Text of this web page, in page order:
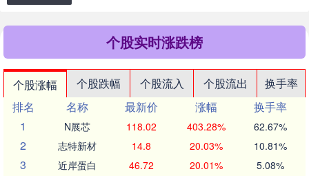
个股实时涨跌榜
个股涨幅 个股跌幅 个股流入 个股流出
换手率
排名
名称 最新价 涨幅
换手率
1
N展芯 118.02 403.28% 62.67%
2 志特新材 14.8 20.03% 10.81%
3 近岸蛋白 46.72 20.01% 5.08%